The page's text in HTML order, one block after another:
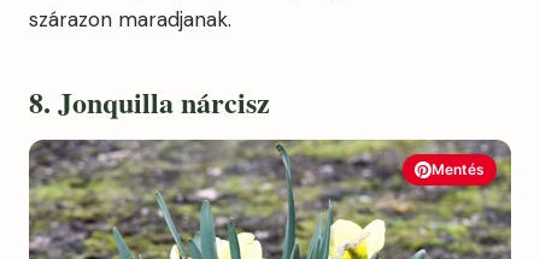
szárazon maradjanak.
8. Jonquilla nárcisz
Mentés